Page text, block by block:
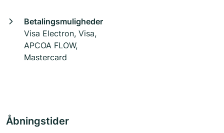
Betalingsmuligheder
Visa Electron, Visa,
APCOA FLOW,
Mastercard
Åbningstider